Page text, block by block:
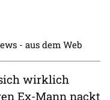
- aus dem Web
wirklich
Ex-Mann nackt